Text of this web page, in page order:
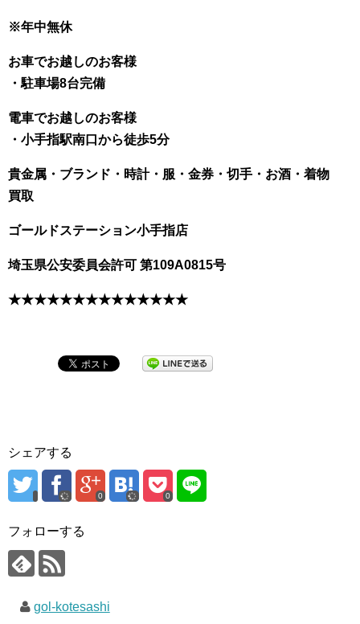
※年中無休
お車でお越しのお客様
・駐車場8台完備
電車でお越しのお客様
・小手指駅南口から徒歩5分
貴金属・ブランド・時計・服・金券・切手・お酒・着物
買取
ゴールドステーション小手指店
埼玉県公安委員会許可 第109A0815号
★★★★★★★★★★★★★★
シェアする
0 0
フォローする
gol-kotesashi